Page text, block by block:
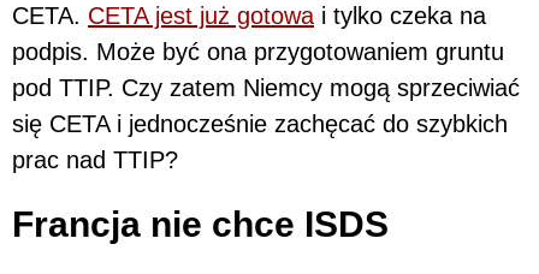
CETA. CETA jest już gotowa i tylko czeka na
podpis. Może być ona przygotowaniem gruntu
pod TTIP. Czy zatem Niemcy mogą sprzeciwiać
się CETA i jednocześnie zachęcać do szybkich
prac nad TTIP?
Francja nie chce ISDS